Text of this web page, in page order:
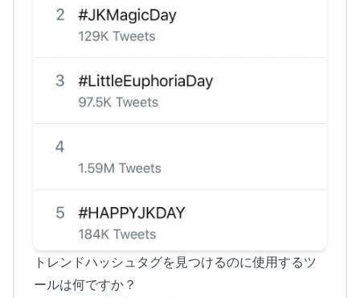
トレンドハッシュタグを見つけるのに使用するツ
ールは何ですか？